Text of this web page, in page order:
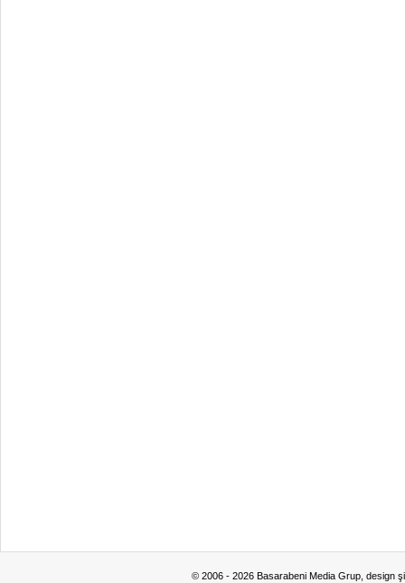
© 2006 - 2026 Basarabeni Media Grup, design